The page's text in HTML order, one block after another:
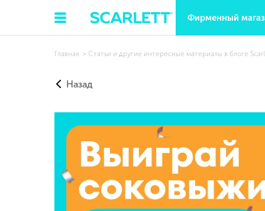
Фирменный
Главная Статьи и другие интересные материалы в блоге
Назад